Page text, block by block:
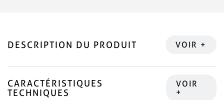
DESCRIPTION DU PRODUIT
CARACTÉRISTIQUES
TECHNIQUES